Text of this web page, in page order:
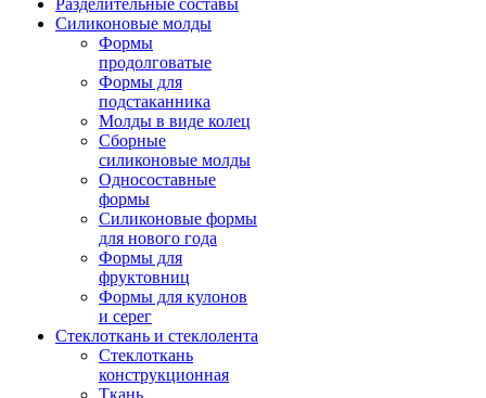
Разделительные составы
Силиконовые молды
Формы
продолговатые
Формы для
подстаканника
Молды в виде колец
Сборные
силиконовые молды
Односоставные
формы
Силиконовые формы
для нового года
Формы для
фруктовниц
Формы для кулонов
и серег
Стеклоткань и стеклолента
Стеклоткань
конструкционная
Ткань